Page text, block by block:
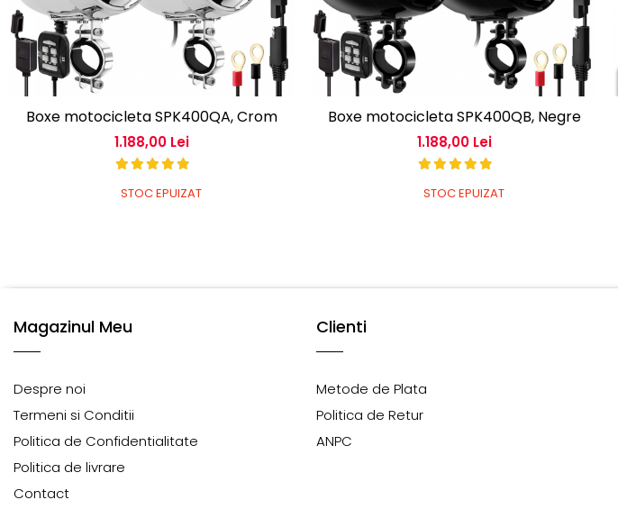
Boxe motocicleta SPK400QA, Crom
1.188,00 Lei
STOC EPUIZAT
Boxe motocicleta SPK400QB, Negre
1.188,00 Lei
STOC EPUIZAT
Magazinul Meu
Despre noi
Termeni si Conditii
Politica de Confidentialitate
Politica de livrare
Contact
Clienti
Metode de Plata
Politica de Retur
ANPC